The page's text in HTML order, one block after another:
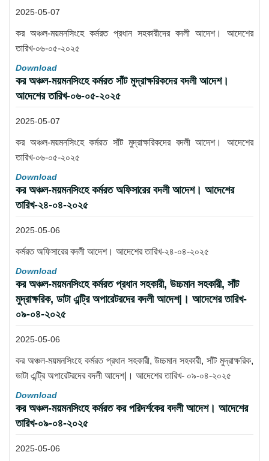
2025-05-07
কর অঞ্চল-ময়মনসিংহে কর্মরত প্রধান সহকারীদের বদলী আদেশ। আদেশের
তারিখ-০৬-০৫-২০২৫
Download
কর অঞ্চল-ময়মনসিংহে কর্মরত সাঁট মুদ্রাক্ষরিকদের বদলী আদেশ।
আদেশের তারিখ-০৬-০৫-২০২৫
2025-05-07
কর অঞ্চল-ময়মনসিংহে কর্মরত সাঁট মুদ্রাক্ষরিকদের বদলী আদেশ। আদেশের
তারিখ-০৬-০৫-২০২৫
Download
কর অঞ্চল-ময়মনসিংহে কর্মরত অফিসারের বদলী আদেশ। আদেশের
তারিখ-২৪-০৪-২০২৫
2025-05-06
কর্মরত অফিসারের বদলী আদেশ। আদেশের তারিখ-২৪-০৪-২০২৫
Download
কর অঞ্চল-ময়মনসিংহে কর্মরত প্রধান সহকারী, উচ্চমান সহকারী, সাঁট
মুদ্রাক্ষরিক, ডাটা এন্ট্রি অপারেটরদের বদলী আদেশ|। আদেশের তারিখ-
০৯-০৪-২০২৫
2025-05-06
কর অঞ্চল-ময়মনসিংহে কর্মরত প্রধান সহকারী, উচ্চমান সহকারী, সাঁট মুদ্রাক্ষরিক,
ডাটা এন্ট্রি অপারেটরদের বদলী আদেশ|। আদেশের তারিখ- ০৯-০৪-২০২৫
Download
কর অঞ্চল-ময়মনসিংহে কর্মরত কর পরিদর্শকের বদলী আদেশ। আদেশের
তারিখ-০৯-০৪-২০২৫
2025-05-06